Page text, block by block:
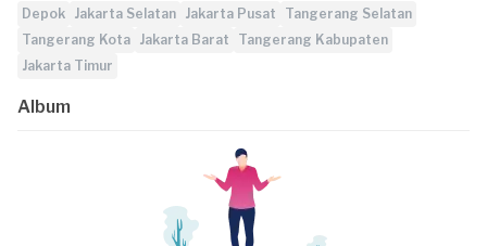
Depok Jakarta Selatan Jakarta Pusat
Tangerang Selatan
Tangerang Kota Jakarta Barat
Tangerang Kabupaten
Jakarta Timur
Album